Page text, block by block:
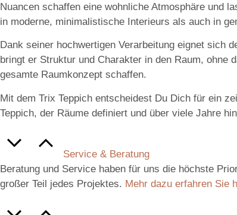
Nuancen schaffen eine wohnliche Atmosphäre und
in moderne, minimalistische Interieurs als auch in
Dank seiner hochwertigen Verarbeitung eignet sich
bringt er Struktur und Charakter in den Raum, ohne
gesamte Raumkonzept schaffen.
Mit dem Trix Teppich entscheidest Du Dich für ein
Teppich, der Räume definiert und über viele Jahre
Service & Beratung
Beratung und Service haben für uns die höchste
großer Teil jedes Projektes. Mehr dazu erfahren Sie